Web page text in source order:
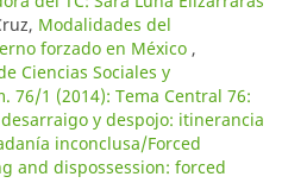
Modalidades del
forzado en México ,
Ciencias Sociales y
76/1 (2014): Tema Central 76:
y despojo: itinerancia
inconclusa/Forced
and dispossession: forced